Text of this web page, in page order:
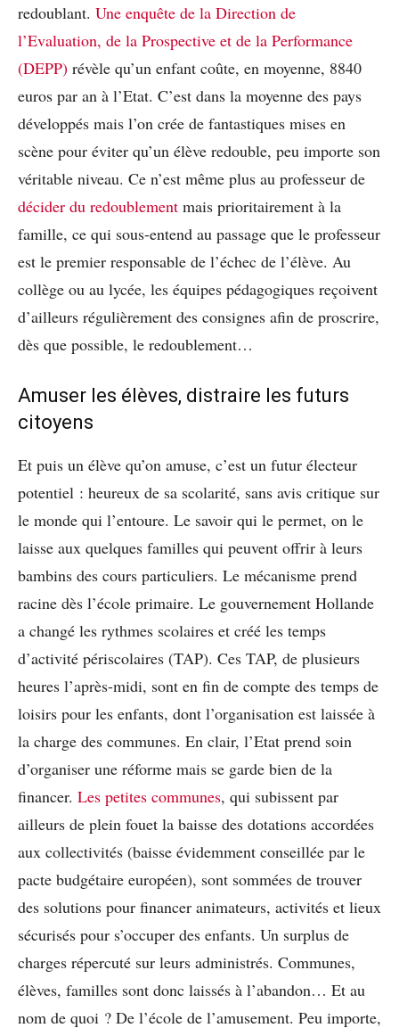
redoublant. Une enquête de la Direction de
l’Evaluation, de la Prospective et de la Performance
(DEPP) révèle qu’un enfant coûte, en moyenne, 8840
euros par an à l’Etat. C’est dans la moyenne des pays
développés mais l’on crée de fantastiques mises en
scène pour éviter qu’un élève redouble, peu importe son
véritable niveau. Ce n’est même plus au professeur de
décider du redoublement mais prioritairement à la
famille, ce qui sous-entend au passage que le professeur
est le premier responsable de l’échec de l’élève. Au
collège ou au lycée, les équipes pédagogiques reçoivent
d’ailleurs régulièrement des consignes afin de proscrire,
dès que possible, le redoublement…
Amuser les élèves, distraire les futurs
citoyens
Et puis un élève qu’on amuse, c’est un futur électeur
potentiel : heureux de sa scolarité, sans avis critique sur
le monde qui l’entoure. Le savoir qui le permet, on le
laisse aux quelques familles qui peuvent offrir à leurs
bambins des cours particuliers. Le mécanisme prend
racine dès l’école primaire. Le gouvernement Hollande
a changé les rythmes scolaires et créé les temps
d’activité périscolaires (TAP). Ces TAP, de plusieurs
heures l’après-midi, sont en fin de compte des temps de
loisirs pour les enfants, dont l’organisation est laissée à
la charge des communes. En clair, l’Etat prend soin
d’organiser une réforme mais se garde bien de la
financer. Les petites communes, qui subissent par
ailleurs de plein fouet la baisse des dotations accordées
aux collectivités (baisse évidemment conseillée par le
pacte budgétaire européen), sont sommées de trouver
des solutions pour financer animateurs, activités et lieux
sécurisés pour s’occuper des enfants. Un surplus de
charges répercuté sur leurs administrés. Communes,
élèves, familles sont donc laissés à l’abandon… Et au
nom de quoi ? De l’école de l’amusement. Peu importe,